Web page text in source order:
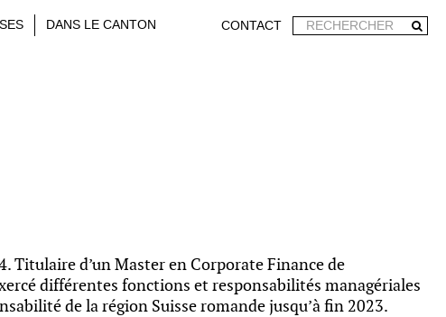
DANS LE CANTON CONTACT
Titulaire d’un Master en Corporate Finance de
différentes fonctions et responsabilités managériales
de la région Suisse romande jusqu’à fin 2023.